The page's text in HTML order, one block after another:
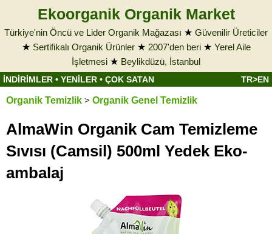
Ekoorganik Organik Market
Türkiye'nin Öncü ve Lider Organik Mağazası ★ Güvenilir Üreticiler
★ Sertifikalı Organik Ürünler★ 2007'den beri★ Yerel Aile
İşletmesi ★ Beylikdüzü, İstanbul
İNDİRİMLER • YENİLER • ÇOK SATAN TR>EN
Organik Temizlik > Organik Genel Temizlik
AlmaWin Organik Cam Temizleme
Sıvısı (Camsil) 500ml Yedek Eko-
ambalaj